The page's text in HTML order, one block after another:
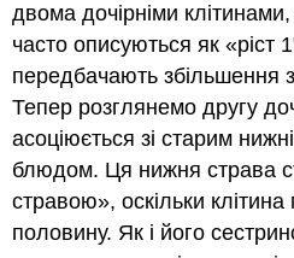
двома дочірніми
часто описуються як «ріст
передбачають збільшення
Тепер розглянемо другу
асоціюється зі старим
блюдом. Ця нижня страва
стравою», оскільки
половину. Як і його